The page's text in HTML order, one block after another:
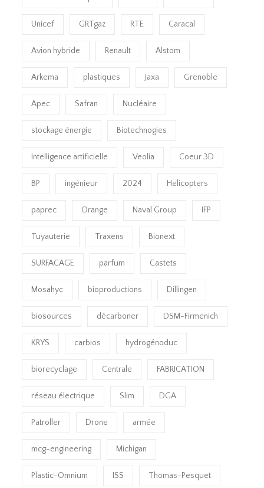
Unicef GRTgaz RTE Caracal
Avion hybride Renault Alstom
Arkema plastiques Jaxa Grenoble
Apec Safran Nucléaire
stockage énergie Biotechnogies
Intelligence artificielle Veolia Coeur 3D
BP ingénieur 2024 Helicopters
paprec Orange Naval Group IFP
Tuyauterie Traxens Bionext
SURFACAGE parfum Castets
Mosahyc bioproductions Dillingen
biosources décarboner DSM-Firmenich
KRYS carbios hydrogénoduc
biorecyclage Centrale FABRICATION
réseau électrique Slim DGA
Patroller Drone armée
mcg-engineering Michigan
Plastic-Omnium ISS Thomas-Pesquet